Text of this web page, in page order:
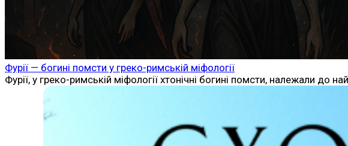
Фурії — богині помсти у греко-римській міфології
Фурії, у греко-римській міфології хтонічні богині помсти, належали